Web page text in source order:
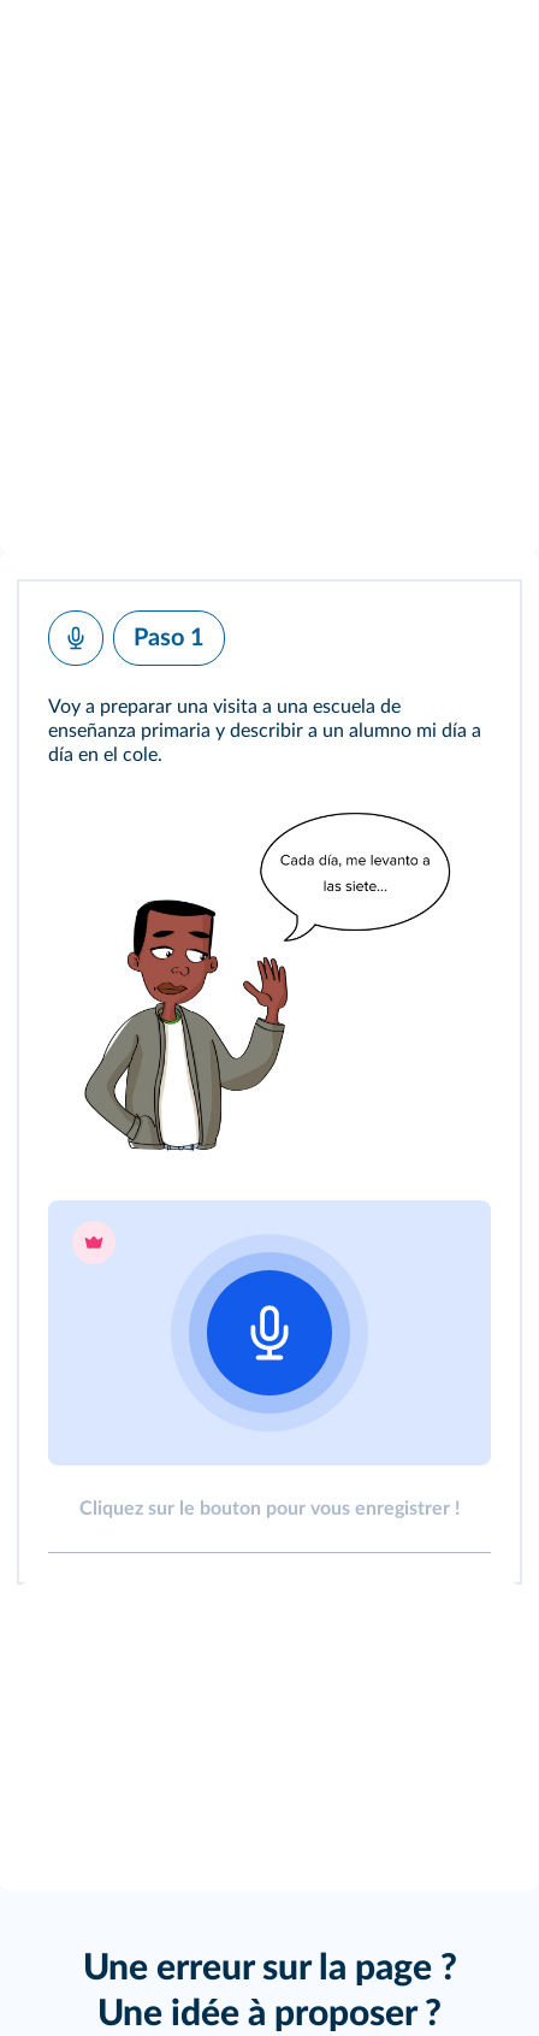
Paso 1
Voy a preparar una visita a una escuela de
enseñanza primaria y describir a un alumno mi día a
día en el cole.
Cliquez sur le bouton pour vous enregistrer !
Une erreur sur la page ?
Une idée à proposer ?